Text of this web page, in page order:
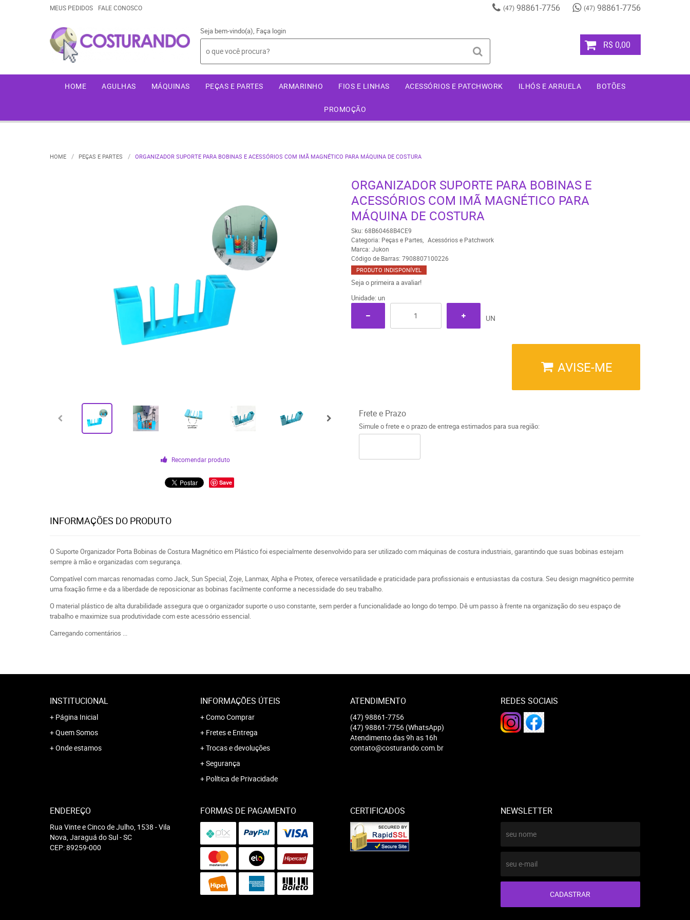
MEUS PEDIDOS FALE CONOSCO (47)98861-7756 (47)98861-7756
Seja bem-vindo(a), Faça login
R$ 0,00
HOME AGULHAS MÁQUINAS PEÇAS E PARTES ARMARINHO FIOS E LINHAS ACESSÓRIOS E PATCHWORK ILHÓS E ARRUELA BOTÕES
PROMOÇÃO
HOME PEÇAS E PARTES ORGANIZADOR SUPORTE PARA BOBINAS E ACESSÓRIOS COM IMÃ MAGNÉTICO PARA MÁQUINA DE COSTURA
Recomendar produto
Save
ORGANIZADOR SUPORTE PARA BOBINAS E
ACESSÓRIOS COM IMÃ MAGNÉTICO PARA
MÁQUINA DE COSTURA
Sku: 68B60468B4CE9
Categoria: Peças e Partes
Acessórios e Patchwork
Marca: Jukon
Código de Barras: 7908807100226
PRODUTO INDISPONÍVEL
Seja o primeira a avaliar!
Unidade: un
UN
AVISE-ME
Frete e Prazo
Simule o frete e o prazo de entrega estimados para sua região:
INFORMAÇÕES DO PRODUTO
O Suporte Organizador Porta Bobinas de Costura Magnético em Plástico foi especialmente desenvolvido para ser utilizado com máquinas de costura industriais, garantindo que suas bobinas estejam
sempre à mão e organizadas com segurança.
Compatível com marcas renomadas como Jack, Sun Special, Zoje, Lanmax, Alpha e Protex, oferece versatilidade e praticidade para profissionais e entusiastas da costura. Seu design magnético permite
uma fixação firme e da a liberdade de reposicionar as bobinas facilmente conforme a necessidade do seu trabalho.
O material plástico de alta durabilidade assegura que o organizador suporte o uso constante, sem perder a funcionalidade ao longo do tempo. Dê um passo à frente na organização do seu espaço de
trabalho e maximize sua produtividade com este acessório essencial.
Carregando comentários ...
INSTITUCIONAL
Página Inicial
Quem Somos
Onde estamos
INFORMAÇÕES ÚTEIS
Como Comprar
Fretes e Entrega
Trocas e devoluções
Segurança
Política de Privacidade
ATENDIMENTO
(47) 98861-7756
(47) 98861-7756 (WhatsApp)
Atendimento das 9h as 16h
contato@costurando.com.br
REDES SOCIAIS
ENDEREÇO
Rua Vinte e Cinco de Julho, 1538 -Vila
Nova, Jaraguá do Sul-SC
CEP: 89259-000
FORMAS DE PAGAMENTO CERTIFICADOS NEWSLETTER
CADASTRAR